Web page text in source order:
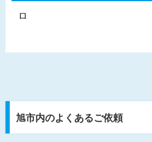
ロ
旭市内のよくあるご依頼